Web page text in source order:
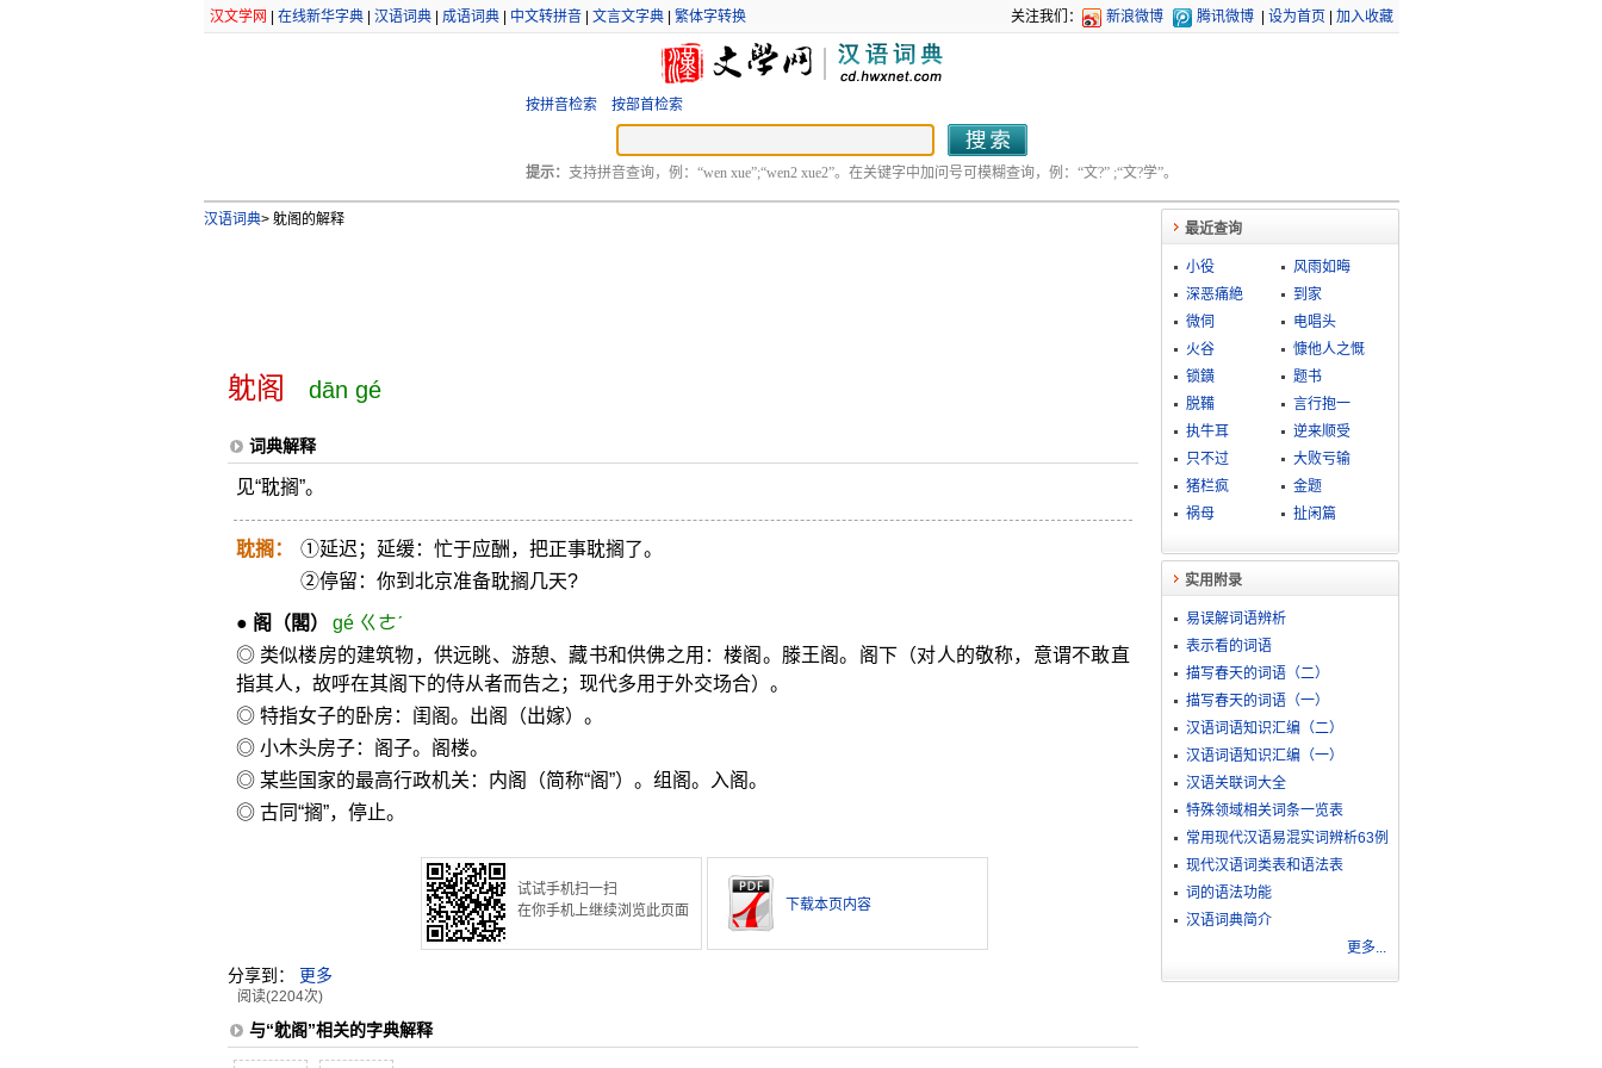
汉文学网 在线新华字典| 汉语词典| 成语词典| 中文转拼音| 文言文字典| 繁体字转换 关注我们： 新浪微博 腾讯微博 设为首页 加入收藏
按拼音检索 按部首检索
提示： 支持拼音查询，例：“wen xue”;“wen2 xue2”。在关键字中加问号可模糊查询，例：“文?” ;“文?学”。
汉语词典>躭阁的解释
躭阁 dān gé
词典解释
见“耽搁”。
耽搁：
①延迟；延缓：忙于应酬，把正事耽搁了。
②停留：你到北京准备耽搁几天?
● 阁 （閣）
gé ㄍㄜˊ
◎ 类似楼房的建筑物，供远眺、游憩、藏书和供佛之用：楼阁。滕王阁。阁下（对人的敬称，意谓不敢直
指其人，故呼在其阁下的侍从者而告之；现代多用于外交场合）。
◎ 特指女子的卧房：闺阁。出阁（出嫁）。
◎ 小木头房子：阁子。阁楼。
◎ 某些国家的最高行政机关：内阁（简称“阁”）。组阁。入阁。
◎ 古同“搁”，停止。
试试手机扫一扫
在你手机上继续浏览此页面
下载本页内容
分享到： 更多
阅读(2204次)
与“躭阁”相关的字典解释
最近查询
小役
风雨如晦
深恶痛絶
到家
微伺
电唱头
火谷
慷他人之慨
锁鐄
题书
脱鞴
言行抱一
执牛耳
逆来顺受
只不过
大败亏输
猪栏疯
金题
祸母
扯闲篇
实用附录
易误解词语辨析
表示看的词语
描写春天的词语（二）
描写春天的词语（一）
汉语词语知识汇编（二）
汉语词语知识汇编（一）
汉语关联词大全
特殊领域相关词条一览表
常用现代汉语易混实词辨析63例
现代汉语词类表和语法表
词的语法功能
汉语词典简介
更多...